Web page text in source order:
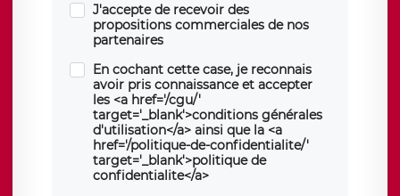
J'accepte de recevoir des
propositions commerciales de nos
partenaires
En cochant cette case, je reconnais
avoir pris connaissance et accepter
les <a href='/cgu/'
target='_blank'>conditions générales
d'utilisation</a> ainsi que la <a
href='/politique-de-confidentialite/'
target='_blank'>politique de
confidentialite</a>